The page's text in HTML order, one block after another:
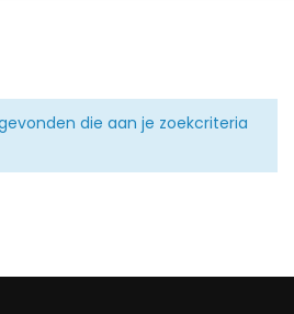
die aan je zoekcriteria